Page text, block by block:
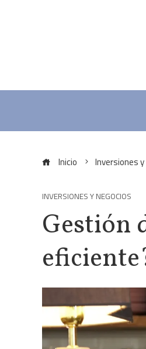
Inicio Inversiones
INVERSIONES Y NEGOCIOS
Gestión